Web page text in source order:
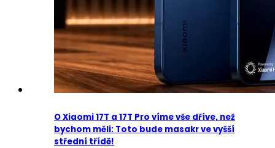
O Xiaomi 17T a 17T Pro víme vše dříve, než
bychom měli: Toto bude masakr ve vyšší
střední třídě!